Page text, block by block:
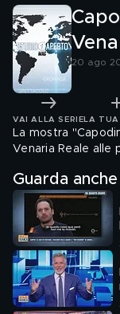
20 ago
VAI ALLA SERIE LA
La mostra
Venaria Reale alle
Guarda anche